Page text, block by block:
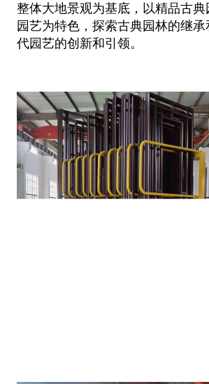
整体大地景观为基底， 以精品古
园艺为特色，探索古典园林的继
代园艺的创新和引领。